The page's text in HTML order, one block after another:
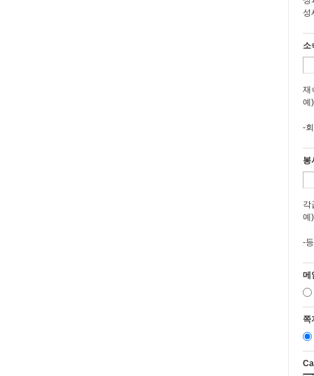
제
②
3.
4.
제
①
②
제
①
②
제
②
성
소
재
예
-
봉
각
예
-
메
쪽